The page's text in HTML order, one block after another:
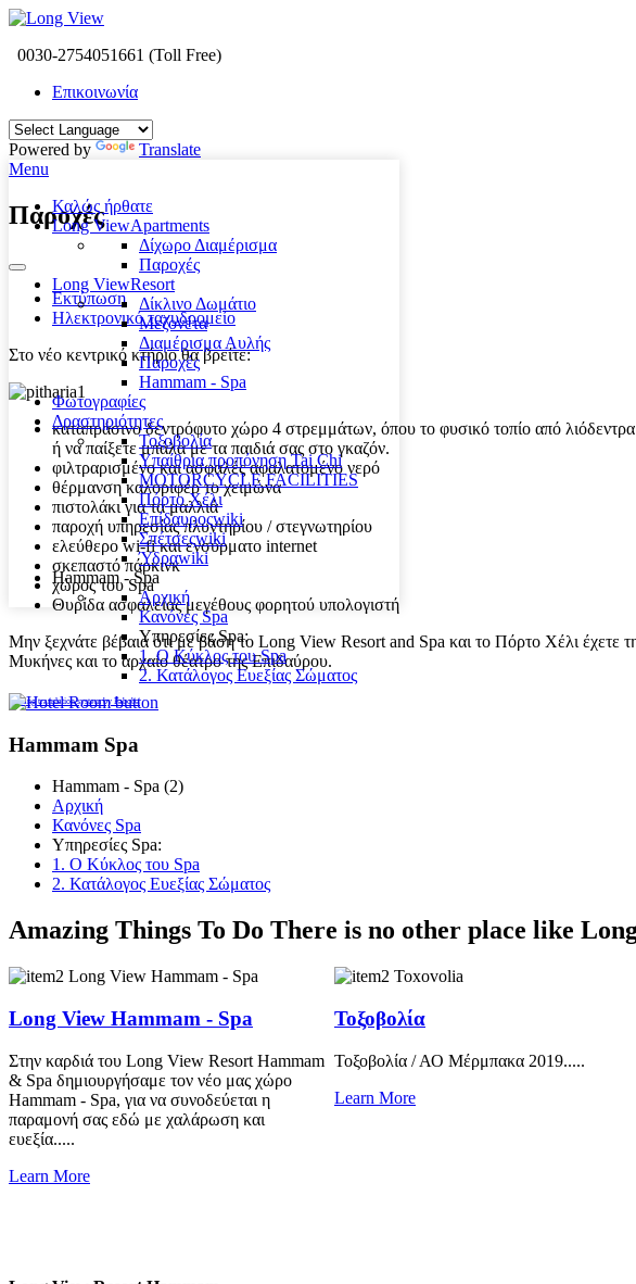
0030-2754051661 (Toll Free)
Επικοινωνία
Powered by
Translate
Menu
Καλώς ήρθατε
Long ViewApartments
Δίχωρο Διαμέρισμα
Παροχές
Long ViewResort
Δίκλινο Δωμάτιο
Μεζονέτα
Διαμέρισμα Αυλής
Παροχές
Hammam - Spa
Φωτογραφίες
Δραστηριότητες
Τοξοβολία
Υπαίθρια προπόνηση Tai Chi
MOTORCYCLE FACILITIES
Πόρτο Χέλι
Επίδαυροςwiki
Σπέτσεςwiki
Ύδραwiki
Hammam - Spa
Αρχική
Κανόνες Spa
Υπηρεσίες Spa:
1. Ο Kύκλος του Spa
2. Κατάλογος Ευεξίας Σώματος
Παροχές
Εκτύπωση
Ηλεκτρονικό ταχυδρομείο
Στο νέο κεντρικό κτήριοθα βρείτε:
καταπράσινο δεντρόφυτο χώρο 4 στρεμμάτων, όπου το φυσικό τοπίο από λιόδεντρα
ή να παίξετε μπάλα με τα παιδιά σας στο γκαζόν.
φιλτραρισμένο και ασφαλές αφαλατομένο νερό
θέρμανση καλοριφέρ το χειμώνα
πιστολάκι για τα μαλλιά
παροχή υπηρεσίας πλυντηρίου / στεγνωτηρίου
ελεύθερο wi-fi και ενσύρματο internet
σκεπαστό πάρκινκ
χώρος του Spa
Θυρίδα ασφαλείας μεγέθους φορητού υπολογιστή
Μην ξεχνάτε βέβαια ότι με βάση το Long View Resort and Spa και το Πόρτο Χέλι έχετε
Μυκήνες και το αρχαίο θέατρο της Επιδαύρου.
FaLang translation system by Faboba
Hammam Spa
Hammam - Spa (2)
Αρχική
Κανόνες Spa
Υπηρεσίες Spa:
1. Ο Kύκλος του Spa
2. Κατάλογος Ευεξίας Σώματος
Amazing Things To Do There is no other place like
Long View Hammam - Spa
Στην καρδιά του Long View Resort Hammam
& Spa δημιουργήσαμε τον νέο μας χώρο
Hammam - Spa, για να συνοδεύεται η
παραμονή σας εδώ με χαλάρωση και
ευεξία.....
Learn More
Τοξοβολία
Τοξοβολία / ΑΟ Μέρμπακα 2019.....
Learn More